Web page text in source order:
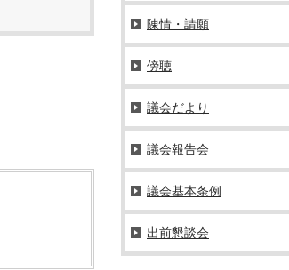
陳情・請願
傍聴
議会だより
議会報告会
議会基本条例
出前懇談会